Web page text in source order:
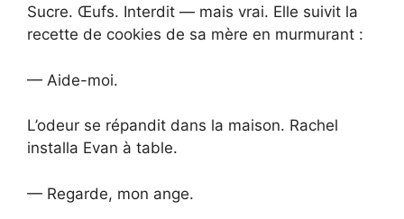
Sucre. Œufs. Interdit — mais vrai. Elle suivit la
recette de cookies de sa mère en murmurant :
— Aide-moi.
L’odeur se répandit dans la maison. Rachel
installa Evan à table.
— Regarde, mon ange.